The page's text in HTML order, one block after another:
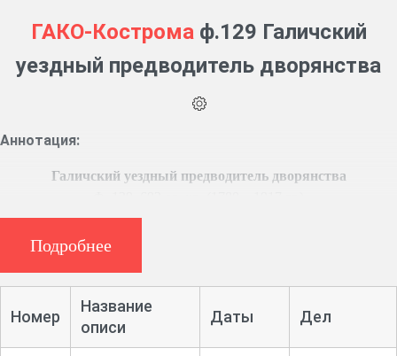
ГАКО-Костромаф.129 Галичский
уездный предводитель дворянства
Аннотация:
Галичский уездный предводитель дворянства
Указы Правительствующего сената, предписания
губернатора, наместнического и губернского правлений.
Алфавитные списки помещиков, сведения о количестве
потомственных дворян. Прошения дворян о внесении в
родословную книгу.
Подробнее
Номер
Название
описи
Даты Дел